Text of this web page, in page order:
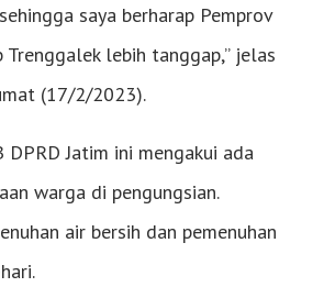
saya berharap Pemprov
Trenggalek lebih tanggap,” jelas
(17/2/2023).
Jatim ini mengakui ada
warga di pengungsian.
air bersih dan pemenuhan